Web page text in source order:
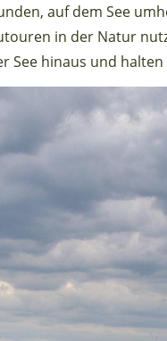
auf dem See
in der Natur
See hinaus und